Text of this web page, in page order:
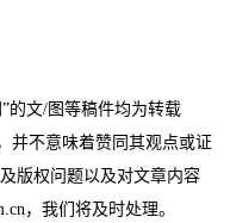
的文/图等稿件均为转载
并不意味着赞同其观点或证
版权问题以及对文章内容
，我们将及时处理。